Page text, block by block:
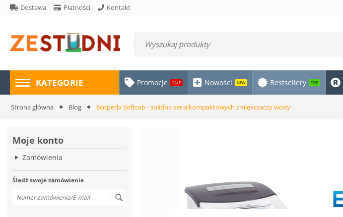
Dostawa Płatności Kontakt
KATEGORIE Promocje SALE Nowości NEW Bestsellery TOP
Strona główna Blog Ecoperla Softcab - solidna seria kompaktowych zmiękczaczy wody
Moje konto
Zamówienia
Śledź swoje zamówienie